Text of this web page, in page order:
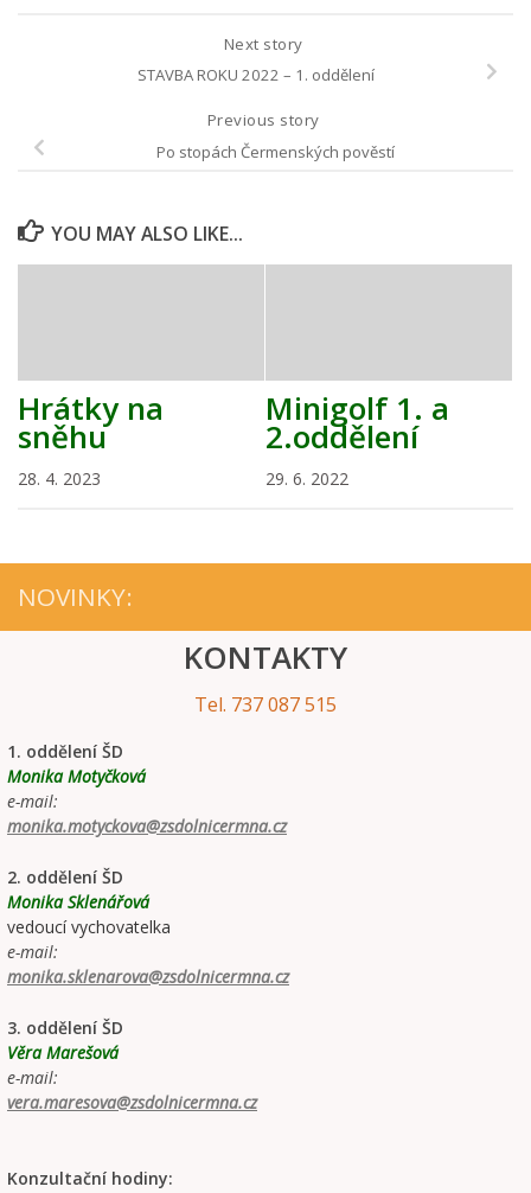
Next story
STAVBA ROKU 2022 – 1. oddělení
Previous story
Po stopách Čermenských pověstí
YOU MAY ALSO LIKE...
Hrátky na
sněhu
28. 4. 2023
Minigolf 1. a
2.oddělení
29. 6. 2022
NOVINKY:
KONTAKTY
Tel. 737 087 515
1. oddělení ŠD
Monika Motyčková
e-mail:
monika.motyckova@zsdolnicermna.cz
2. oddělení ŠD
Monika Sklenářová
vedoucí vychovatelka
e-mail:
monika.sklenarova@zsdolnicermna.cz
3. oddělení ŠD
Věra Marešová
e-mail:
vera.maresova@zsdolnicermna.cz
Konzultační hodiny: